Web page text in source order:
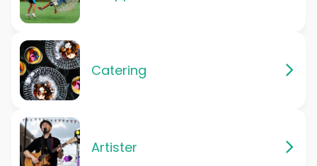
Catering
Artister